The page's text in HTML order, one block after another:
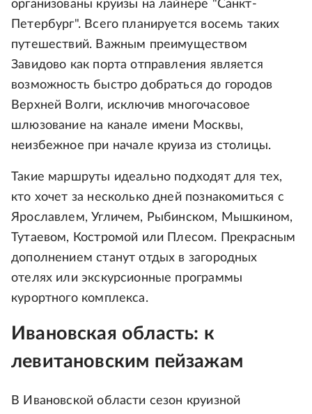
организованы круизы на лайнере "Санкт-
Петербург". Всего планируется восемь таких
путешествий. Важным преимуществом
Завидово как порта отправления является
возможность быстро добраться до городов
Верхней Волги, исключив многочасовое
шлюзование на канале имени Москвы,
неизбежное при начале круиза из столицы.
Такие маршруты идеально подходят для тех,
кто хочет за несколько дней познакомиться с
Ярославлем, Угличем, Рыбинском, Мышкином,
Тутаевом, Костромой или Плесом. Прекрасным
дополнением станут отдых в загородных
отелях или экскурсионные программы
курортного комплекса.
Ивановская область: к
левитановским пейзажам
В Ивановской области сезон круизной